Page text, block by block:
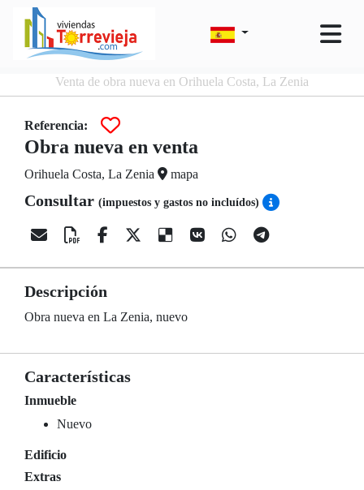
Venta de obra nueva en Orihuela Costa, La Zenia
Referencia:
Obra nueva en venta
Orihuela Costa, La Zenia mapa
Consultar (impuestos y gastos no incluídos)
Descripción
Obra nueva en La Zenia, nuevo
Características
Inmueble
Nuevo
Edificio
Extras